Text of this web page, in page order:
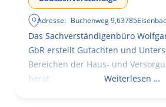
Adresse: Buchenweg 9,63785
Das Sachverständigenbüro
GbR erstellt Gutachten und
Bereichen der Haus- und
berät
Weiterlesen …